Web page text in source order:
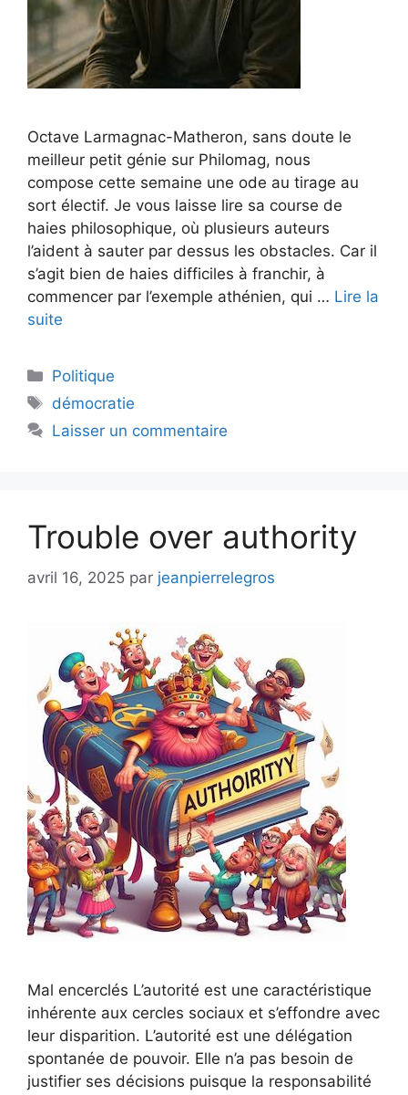
Octave Larmagnac-Matheron, sans doute le
meilleur petit génie sur Philomag, nous
compose cette semaine une ode au tirage au
sort électif. Je vous laisse lire sa course de
haies philosophique, où plusieurs auteurs
l’aident à sauter par dessus les obstacles. Car il
s’agit bien de haies difficiles à franchir, à
commencer par l’exemple athénien, qui … Lire la
suite
Catégories
Politique
Étiquettes
démocratie
Laisser un commentaire
Trouble over authority
avril 16, 2025 par jeanpierrelegros
Mal encerclés L’autorité est une caractéristique
inhérente aux cercles sociaux et s’effondre avec
leur disparition. L’autorité est une délégation
spontanée de pouvoir. Elle n’a pas besoin de
justifier ses décisions puisque la responsabilité